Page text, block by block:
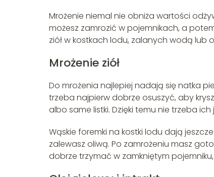
Mrożenie niemal nie obniża wartości
możesz zamrozić w pojemnikach, a
ziół w kostkach lodu, zalanych wodą lub
Mrożenie ziół
Do mrożenia najlepiej nadają się natka
trzeba najpierw dobrze osuszyć, aby
albo same listki. Dzięki temu nie trzeba
Wąskie foremki na kostki lodu dają
zalewasz oliwą. Po zamrożeniu masz
dobrze trzymać w zamkniętym